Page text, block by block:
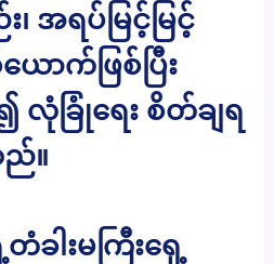
အရပ်မြင့်မြင့်
ာက်ဖြစ်ပြီး
လုံခြုံရေး စိတ်ချရ
။
ခါးမကြီးရှေ့